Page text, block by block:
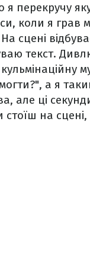
я перекручу
коли я грав
сцені
текст.
а я
але ці
на сцені,